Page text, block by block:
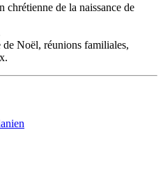
chrétienne de la naissance de
de Noël, réunions familiales,